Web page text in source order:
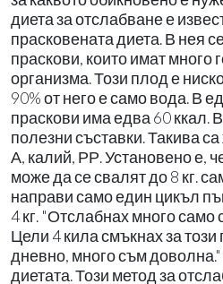
диета за отслабване е
прасковената диета. В нея
праскови, които имат много
организма. Този плод е
90% от него е само вода. В
праскови има едва 60 ккал.
полезни съставки. Такива
А, калий, РР. Установено е,
може да се свалят до 8 кг.
направи само един цикъл
4 кг. "Отслабнах много само
Цели 4 кила смъкнах за този
дневно, много съм доволна."
диетата. Този метод за